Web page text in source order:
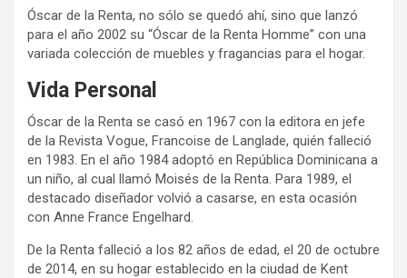
Óscar de la Renta, no sólo se quedó ahí, sino que lanzó
para el año 2002 su “Óscar de la Renta Homme” con una
variada colección de muebles y fragancias para el hogar.
Vida Personal
Óscar de la Renta se casó en 1967 con la editora en jefe
de la Revista Vogue, Francoise de Langlade, quién falleció
en 1983. En el año 1984 adoptó en República Dominicana a
un niño, al cual llamó Moisés de la Renta. Para 1989, el
destacado diseñador volvió a casarse, en esta ocasión
con Anne France Engelhard.
De la Renta falleció a los 82 años de edad, el 20 de octubre
de 2014, en su hogar establecido en la ciudad de Kent